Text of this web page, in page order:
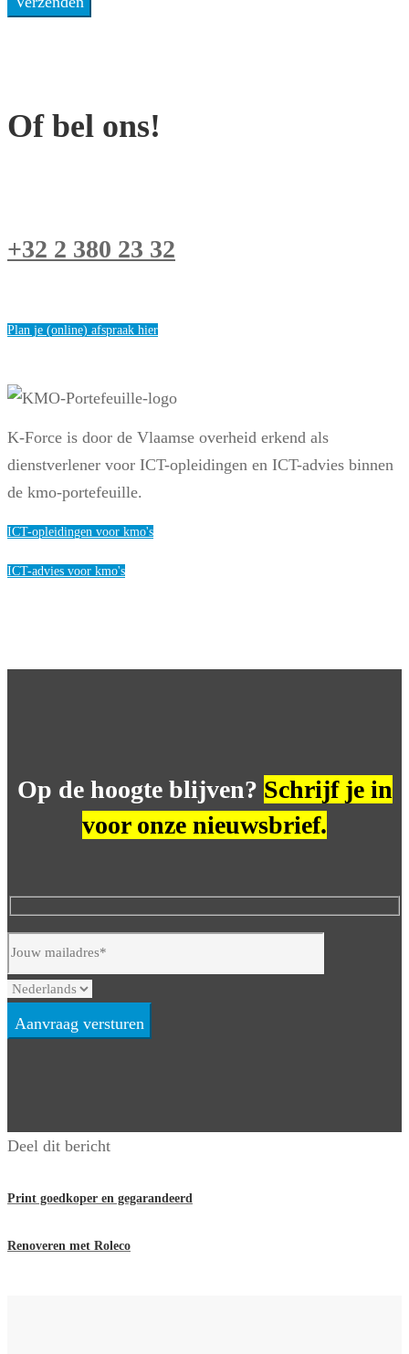
Of bel ons!
+32 2 380 23 32
Plan je (online) afspraak hier
K-Force is door de Vlaamse overheid erkend als
dienstverlener voor ICT-opleidingen en ICT-advies binnen
de kmo-portefeuille.
ICT-opleidingen voor kmo's
ICT-advies voor kmo's
Op de hoogte blijven? Schrijf je in
voor onze nieuwsbrief.
Deel dit bericht
Print goedkoper en gegarandeerd
Renoveren met Roleco